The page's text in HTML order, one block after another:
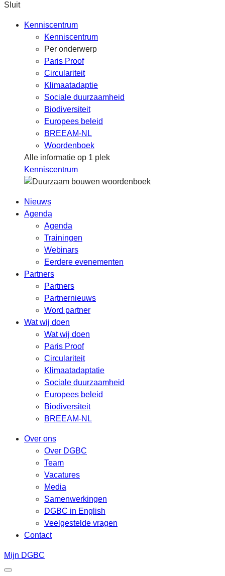
Sluit
Kenniscentrum
Kenniscentrum
Per onderwerp
Paris Proof
Circulariteit
Klimaatadaptie
Sociale duurzaamheid
Biodiversiteit
Europees beleid
BREEAM-NL
Woordenboek
Alle informatie op 1 plek
Kenniscentrum
Nieuws
Agenda
Agenda
Trainingen
Webinars
Eerdere evenementen
Partners
Partners
Partnernieuws
Word partner
Wat wij doen
Wat wij doen
Paris Proof
Circulariteit
Klimaatadaptatie
Sociale duurzaamheid
Europees beleid
Biodiversiteit
BREEAM-NL
Over ons
Over DGBC
Team
Vacatures
Media
Samenwerkingen
DGBC in English
Veelgestelde vragen
Contact
Mijn DGBC